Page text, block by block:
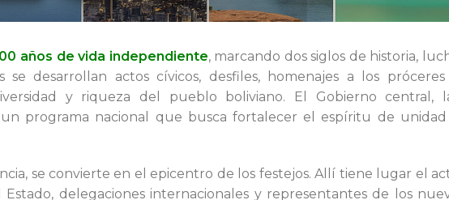
años de vida independiente, marcando dos siglos de historia,
desarrollan actos cívicos, desfiles, homenajes a los
y riqueza del pueblo boliviano. El Gobierno central,
programa nacional que busca fortalecer el espíritu de
se convierte en el epicentro de los festejos. Allí tiene lugar el
delegaciones internacionales y representantes de los